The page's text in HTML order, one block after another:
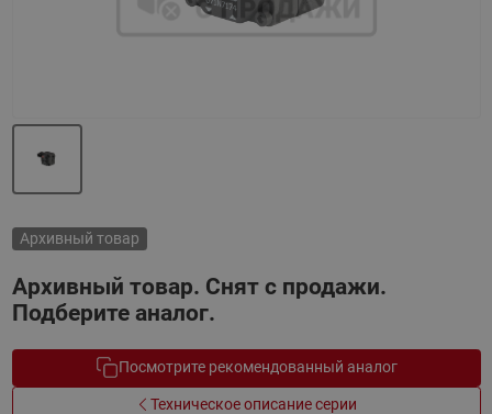
Архивный товар
Архивный товар. Снят с продажи.
Подберите аналог.
Посмотрите рекомендованный аналог
Техническое описание серии